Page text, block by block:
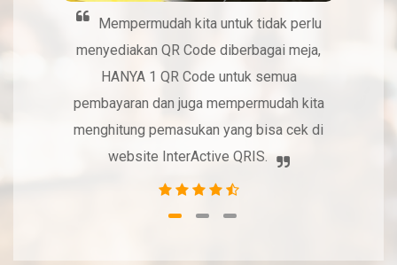
Mempermudah kita untuk tidak perlu
menyediakan QR Code diberbagai meja,
HANYA 1 QR Code untuk semua
pembayaran dan juga mempermudah kita
menghitung pemasukan yang bisa cek di
website InterActive QRIS.